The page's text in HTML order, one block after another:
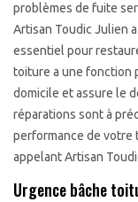
problèmes de fuite
Artisan Toudic Julien
essentiel pour
toiture a une fonction
domicile et assure le
réparations sont à
performance de votre
appelant Artisan
Urgence bâche